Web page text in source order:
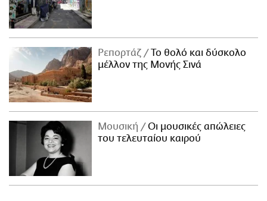
Ρεπορτάζ
Το θολό και δύσκολο
μέλλον της Μονής Σινά
Μουσική
Οι μουσικές απώλειες
του τελευταίου καιρού